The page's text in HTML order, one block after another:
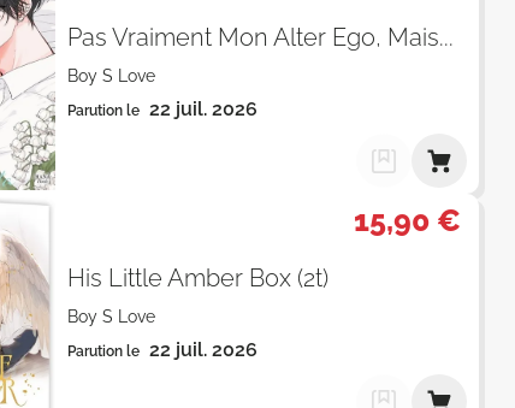
Pas Vraiment Mon Alter Ego, Mais...
Boy S Love
Parution le 22 juil. 2026
15,90 €
His Little Amber Box (2t)
Boy S Love
Parution le 22 juil. 2026